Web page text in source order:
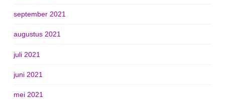
september 2021
augustus 2021
juli 2021
juni 2021
mei 2021